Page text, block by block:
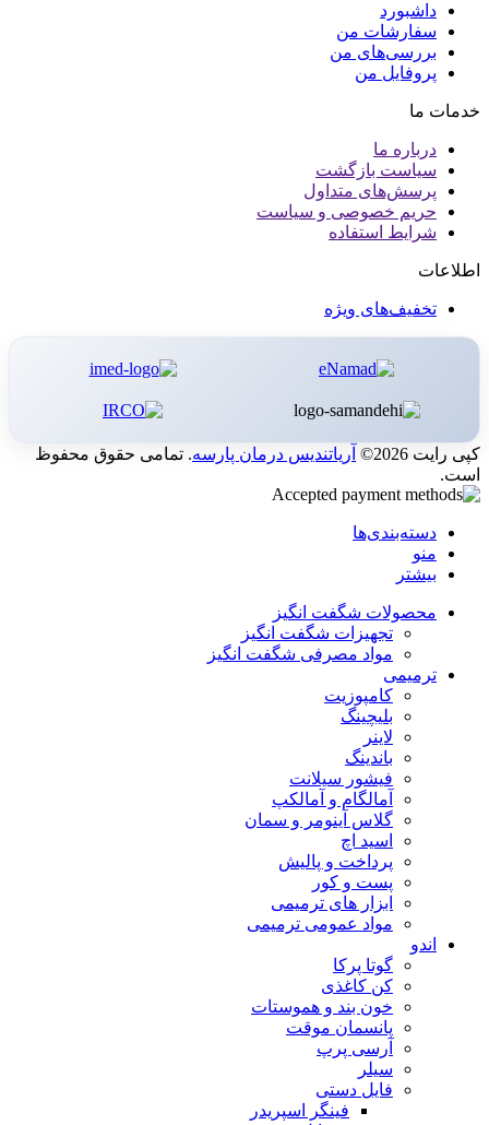
داشبورد
سفارشات من
بررسی‌های من
پروفایل من
خدمات ما
درباره ما
سیاست بازگشت
پرسش‌های متداول
حریم خصوصی و سیاست
شرایط استفاده
اطلاعات
تخفیف‌های ویژه
کپی رایت 2026© آریاتندیس درمان پارسه. تمامی حقوق محفوظ
است.
دسته‌بندی‌ها
منو
بیشتر
محصولات شگفت انگیز
تجهیزات شگفت انگیز
مواد مصرفی شگفت انگیز
ترمیمی
کامپوزیت
بلیچینگ
لاینر
باندینگ
فیشور سیلانت
آمالگام و آمالکپ
گلاس آینومر و سمان
اسید اچ
پرداخت و پالیش
پست و کور
ابزار های ترمیمی
مواد عمومی ترمیمی
اندو
گوتا پرکا
کن کاغذی
خون بند و هموستات
پانسمان موقت
آرسی پرپ
سیلر
فایل دستی
فینگر اسپریدر